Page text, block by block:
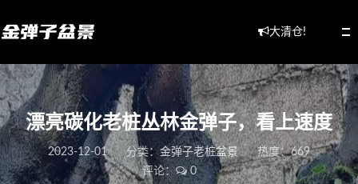
大清仓!
漂亮碳化老桩丛林金弹子，看上速度
2023-12-01 分类： 金弹子老桩盆景
热度：669
评论：
0